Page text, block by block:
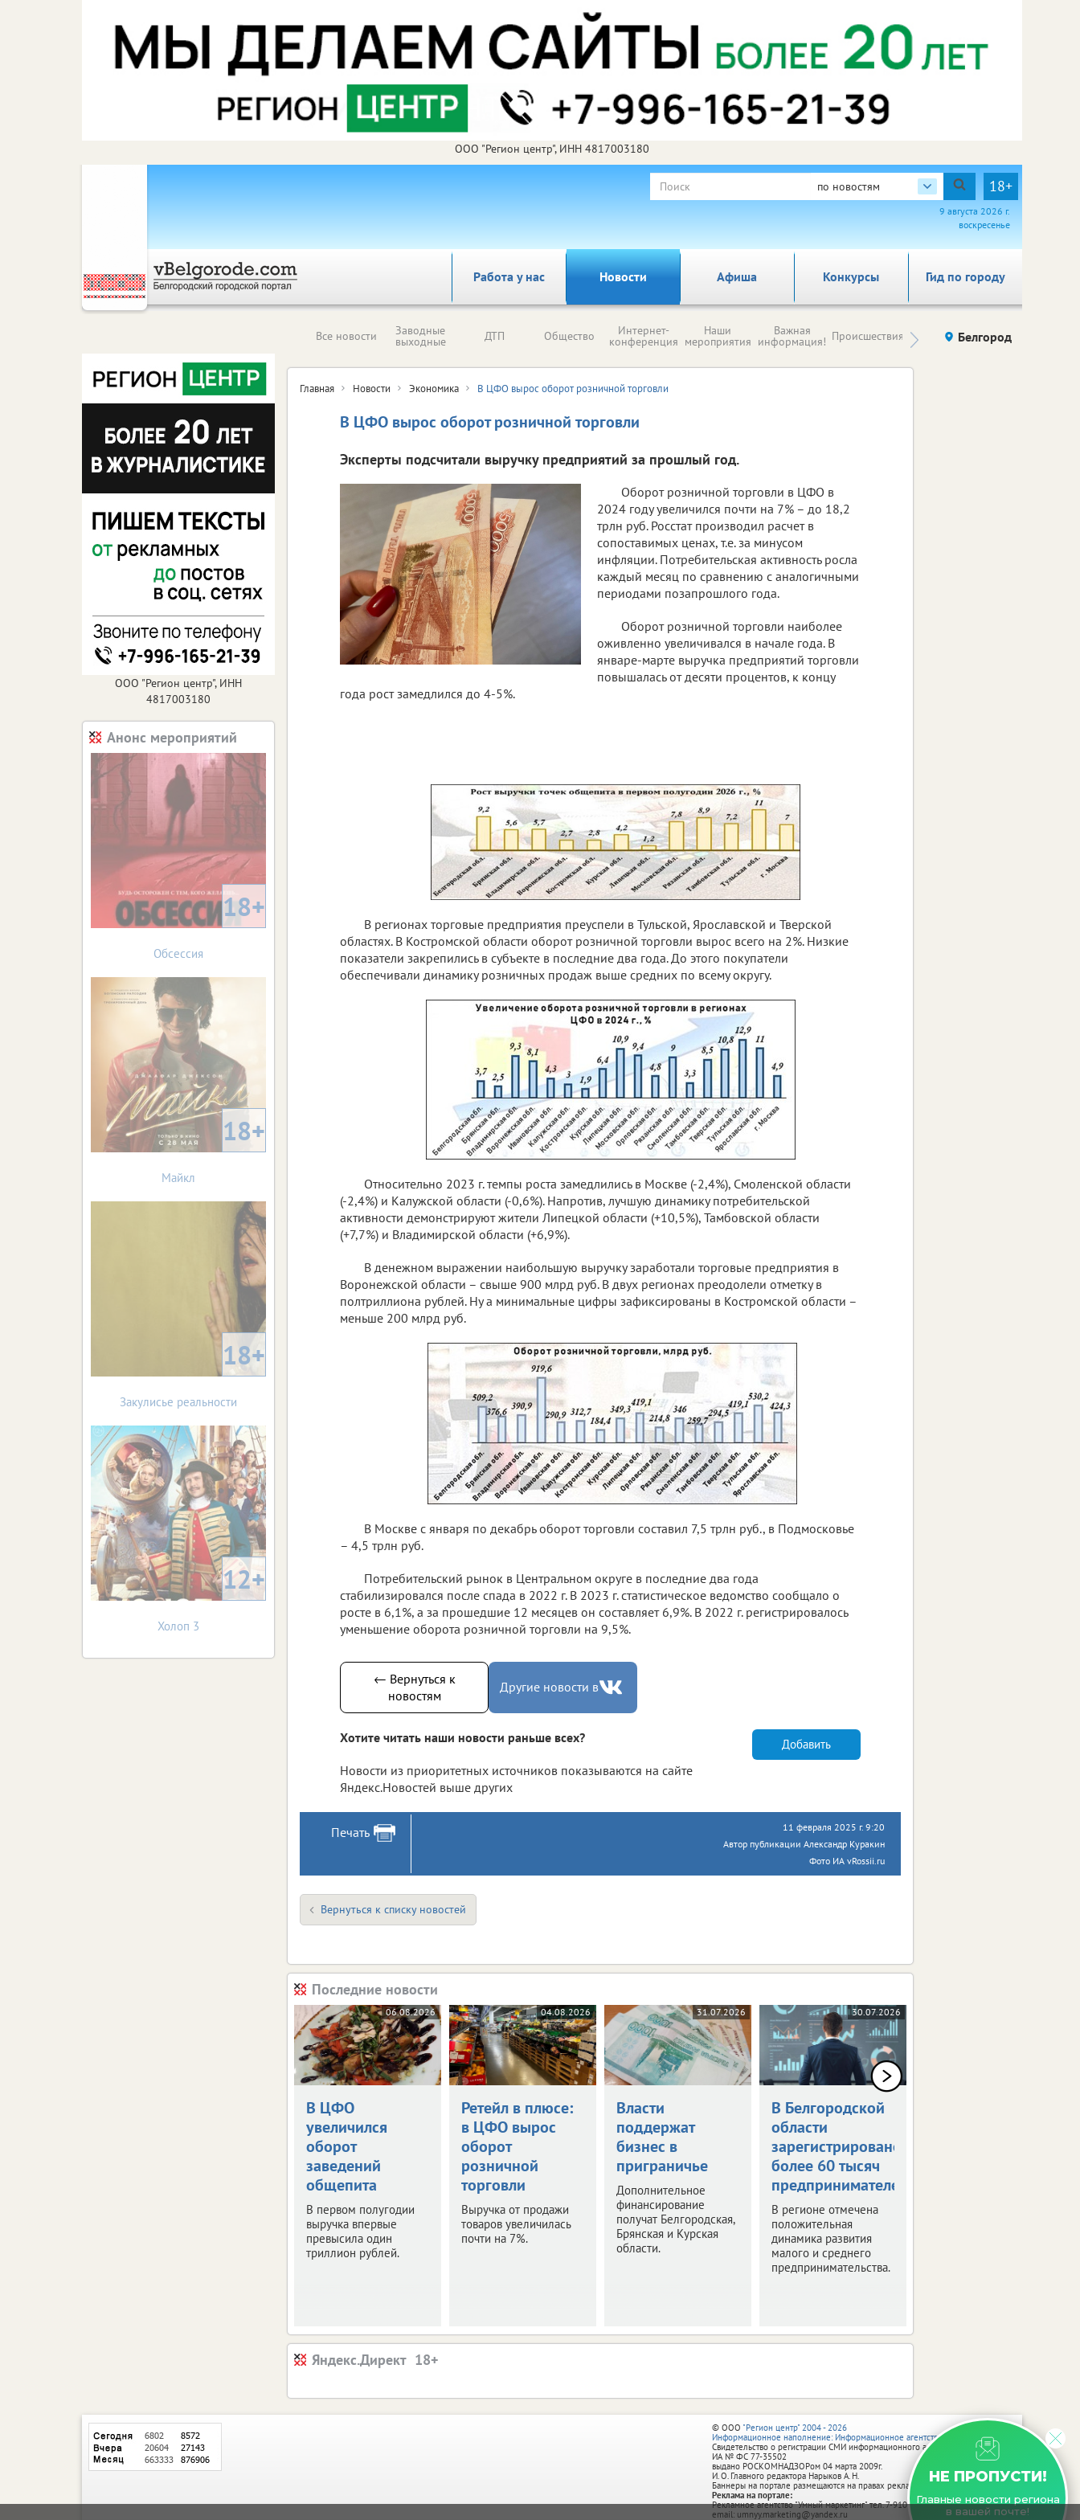
ООО "Регион центр", ИНН 4817003180
по новостям 18+
9 августа 2026 г.
воскресенье
Работа у нас Новости Афиша Гид по городу
Конкурсы
Все новости Заводные
выходные ДТП Общество Интернет-
конференция
Наши
мероприятия
Важная
информация! Происшествия Здоровье компаний (на
правах
Белгород
Главная Новости Экономика В ЦФО вырос оборот розничной торговли
В ЦФО вырос оборот розничной торговли
Эксперты подсчитали выручку предприятий за прошлый год.
Оборот розничной торговли в ЦФО в
2024 году увеличился почти на 7% – до 18,2
трлн руб. Росстат производил расчет в
сопоставимых ценах, т.е. за минусом
инфляции. Потребительская активность росла
каждый месяц по сравнению с аналогичными
периодами позапрошлого года.
Оборот розничной торговли наиболее
оживленно увеличивался в начале года. В
январе-марте выручка предприятий торговли
повышалась от десяти процентов, к концу
года рост замедлился до 4-5%.
В регионах торговые предприятия преуспели в Тульской, Ярославской и Тверской
областях. В Костромской области оборот розничной торговли вырос всего на 2%. Низкие
показатели закрепились в субъекте в последние два года. До этого покупатели
обеспечивали динамику розничных продаж выше средних по всему округу.
Относительно 2023 г. темпы роста замедлились в Москве (-2,4%), Смоленской области
(-2,4%) и Калужской области (-0,6%). Напротив, лучшую динамику потребительской
активности демонстрируют жители Липецкой области (+10,5%), Тамбовской области
(+7,7%) и Владимирской области (+6,9%).
В денежном выражении наибольшую выручку заработали торговые предприятия в
Воронежской области – свыше 900 млрд руб. В двух регионах преодолели отметку в
полтриллиона рублей. Ну а минимальные цифры зафиксированы в Костромской области –
меньше 200 млрд руб.
В Москве с января по декабрь оборот торговли составил 7,5 трлн руб., в Подмосковье
– 4,5 трлн руб.
Потребительский рынок в Центральном округе в последние два года
стабилизировался после спада в 2022 г. В 2023 г. статистическое ведомство сообщало о
росте в 6,1%, а за прошедшие 12 месяцев он составляет 6,9%. В 2022 г. регистрировалось
уменьшение оборота розничной торговли на 9,5%.
← Вернуться к
новостям
Другие новости в
Хотите читать наши новости раньше всех?
Новости из приоритетных источников показываются на сайте
Яндекс.Новостей выше других
Добавить
Печать
11 февраля 2025 г. 9:20
Автор публикации Александр Куракин
Фото ИА vRossii.ru
Вернуться к списку новостей
Последние новости
06.08.2026
В ЦФО
увеличился
оборот
заведений
общепита
В первом полугодии
выручка впервые
превысила один
триллион рублей.
04.08.2026
Ретейл в плюсе:
в ЦФО вырос
оборот
розничной
торговли
Выручка от продажи
товаров увеличилась
почти на 7%.
31.07.2026
Власти
поддержат
бизнес в
приграничье
Дополнительное
финансирование
получат Белгородская,
Брянская и Курская
области.
30.07.2026
В Белгородской
области
зарегистрировано
более 60 тысяч
предпринимателей
В регионе отмечена
положительная
динамика развития
малого и среднего
предпринимательства.
Яндекс.Директ
ООО "Регион центр", ИНН
4817003180
Анонс мероприятий
18+
Обсессия
18+
Майкл
18+
Закулисье реальности
12+
Холоп 3
НЕ ПРОПУСТИ!
Главные новости региона
в вашей почте!
© ООО "Регион центр" 2004 - 2026
Информационное наполнение: Информационное агентство vRossii.ru
Свидетельство о регистрации СМИ информационного агентства vRossii.ru
ИА № ФС 77‑35502
выдано РОСКОМНАДЗОРом 04 марта 2009г.
И. О. Главного редактора Нарыков А. Н.
Баннеры на портале размещаются на правах рекламы.
Реклама на портале:
Рекламное агентство "Умный маркетинг" тел. 7-910-267-70-40,
email: umnyy.marketing@yandex.ru